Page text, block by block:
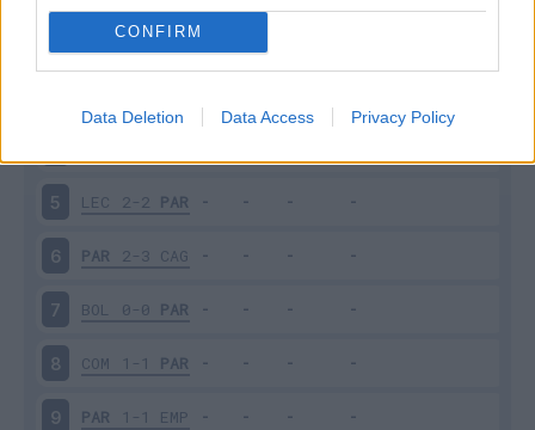
CONFIRM
Data Deletion Data Access Privacy Policy
2-1 MIL
5 LEC 2-2 PAR
6 PAR 2-3 CAG
7 BOL 0-0 PAR
8 COM 1-1 PAR
9 PAR 1-1 EMP